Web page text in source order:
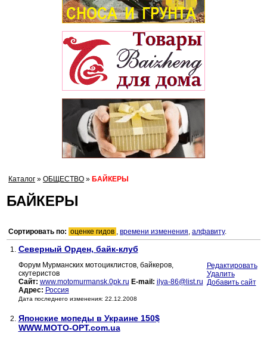
Каталог » ОБЩЕСТВО » БАЙКЕРЫ
БАЙКЕРЫ
Сортировать по: оценке гидов , времени изменения, алфавиту.
1. Северный Орден, байк-клуб
Форум Мурманских мотоциклистов, байкеров,
скутеристов
Сайт: www.motomurmansk.0pk.ru E-mail: ilya-86@list.ru
Адрес: Россия
Дата последнего изменения: 22.12.2008
Редактировать
Удалить
Добавить сайт
2. Японские мопеды в Украине 150$
WWW.MOTO-OPT.com.ua